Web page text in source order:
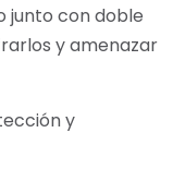
junto con doble
y amenazar
y